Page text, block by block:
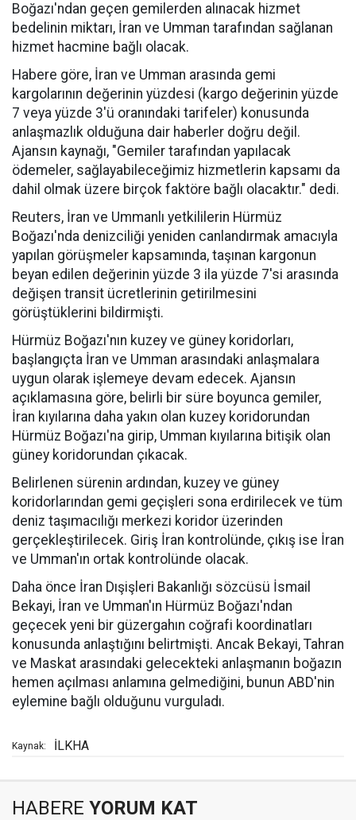
Boğazı'ndan geçen gemilerden alınacak hizmet
bedelinin miktarı, İran ve Umman tarafından sağlanan
hizmet hacmine bağlı olacak.
Habere göre, İran ve Umman arasında gemi
kargolarının değerinin yüzdesi (kargo değerinin yüzde
7 veya yüzde 3'ü oranındaki tarifeler) konusunda
anlaşmazlık olduğuna dair haberler doğru değil.
Ajansın kaynağı, "Gemiler tarafından yapılacak
ödemeler, sağlayabileceğimiz hizmetlerin kapsamı da
dahil olmak üzere birçok faktöre bağlı olacaktır." dedi.
Reuters, İran ve Ummanlı yetkililerin Hürmüz
Boğazı'nda denizciliği yeniden canlandırmak amacıyla
yapılan görüşmeler kapsamında, taşınan kargonun
beyan edilen değerinin yüzde 3 ila yüzde 7'si arasında
değişen transit ücretlerinin getirilmesini
görüştüklerini bildirmişti.
Hürmüz Boğazı'nın kuzey ve güney koridorları,
başlangıçta İran ve Umman arasındaki anlaşmalara
uygun olarak işlemeye devam edecek. Ajansın
açıklamasına göre, belirli bir süre boyunca gemiler,
İran kıyılarına daha yakın olan kuzey koridorundan
Hürmüz Boğazı'na girip, Umman kıyılarına bitişik olan
güney koridorundan çıkacak.
Belirlenen sürenin ardından, kuzey ve güney
koridorlarından gemi geçişleri sona erdirilecek ve tüm
deniz taşımacılığı merkezi koridor üzerinden
gerçekleştirilecek. Giriş İran kontrolünde, çıkış ise İran
ve Umman'ın ortak kontrolünde olacak.
Daha önce İran Dışişleri Bakanlığı sözcüsü İsmail
Bekayi, İran ve Umman'ın Hürmüz Boğazı'ndan
geçecek yeni bir güzergahın coğrafi koordinatları
konusunda anlaştığını belirtmişti. Ancak Bekayi, Tahran
ve Maskat arasındaki gelecekteki anlaşmanın boğazın
hemen açılması anlamına gelmediğini, bunun ABD'nin
eylemine bağlı olduğunu vurguladı.
Kaynak: İLKHA
HABERE YORUM KAT